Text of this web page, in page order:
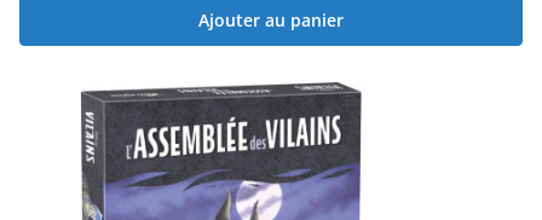
Ajouter au panier